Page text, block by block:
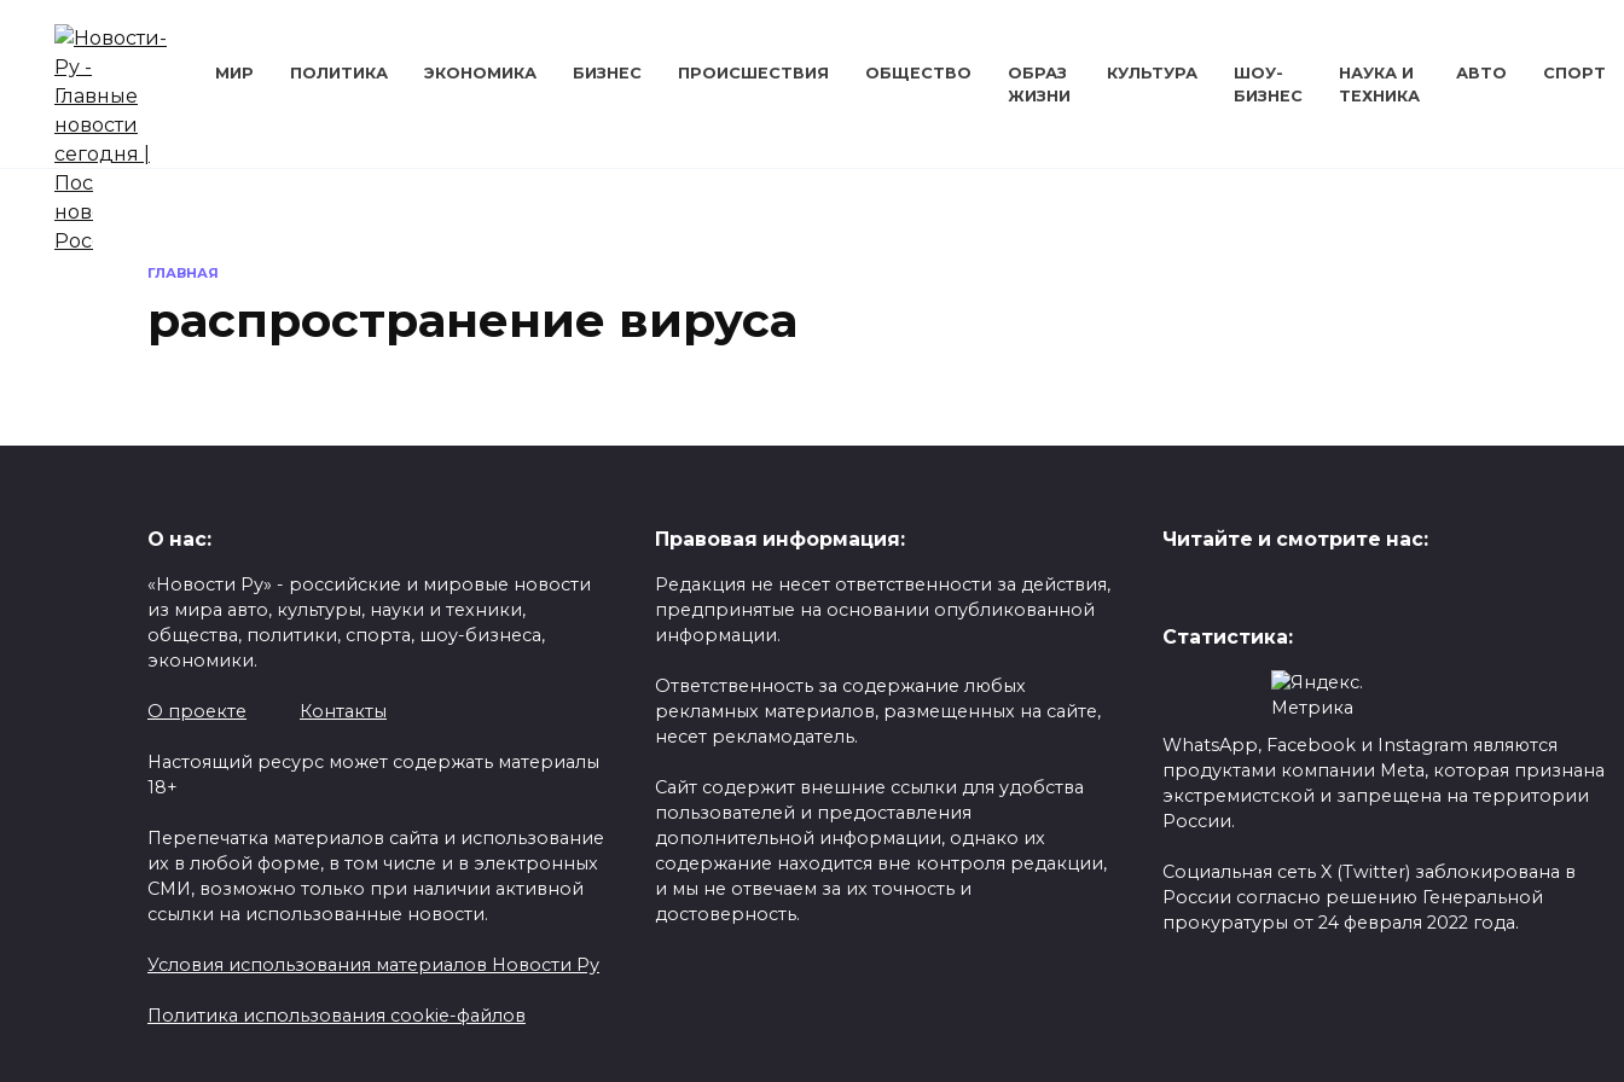
содержанию
МИР ПОЛИТИКА ЭКОНОМИКА БИЗНЕС ПРОИСШЕСТВИЯ ОБЩЕСТВО
ОБРАЗ
ЖИЗНИ
КУЛЬТУРА
ШОУ-
БИЗНЕС
НАУКА И
ТЕХНИКА
АВТО СПОРТ
ГЛАВНАЯ
распространение вируса
Вспышки коронавируса COVID-19
могут продолжаться до 2025 года
О нас:
«Новости Ру» - российские и мировые новости
из мира авто, культуры, науки и техники,
общества, политики, спорта, шоу-бизнеса,
экономики.
О проекте Контакты
Настоящий ресурс может содержать материалы
18+
Перепечатка материалов сайта и использование
их в любой форме, в том числе и в электронных
СМИ, возможно только при наличии активной
ссылки на использованные новости.
Условия использования материалов Новости Ру
Политика использования cookie-файлов
Правовая информация:
Редакция не несет ответственности за действия,
предпринятые на основании опубликованной
информации.
Ответственность за содержание любых
рекламных материалов, размещенных на сайте,
несет рекламодатель.
Сайт содержит внешние ссылки для удобства
пользователей и предоставления
дополнительной информации, однако их
содержание находится вне контроля редакции,
и мы не отвечаем за их точность и
достоверность.
Читайте и смотрите нас:
Статистика:
WhatsApp, Facebook и Instagram являются
продуктами компании Meta, которая признана
экстремистской и запрещена на территории
России.
Социальная сеть X (Twitter) заблокирована в
России согласно решению Генеральной
прокуратуры от 24 февраля 2022 года.